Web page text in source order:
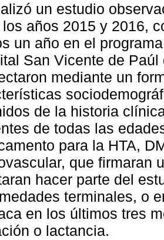
un estudio
los años 2015 y 2016,
un año en el
San Vicente de
mediante un
de la historia
de todas las
para la HTA,
que firmaran
hacer parte del
terminales, o
en los últimos tres
o lactancia.